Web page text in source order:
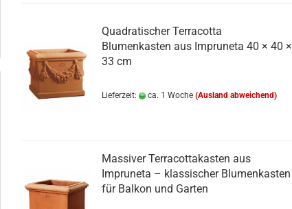
Quadratischer Terracotta
Blumenkasten aus Impruneta 40 × 40 ×
33 cm
Lieferzeit: ca. 1 Woche (Ausland abweichend)
Massiver Terracottakasten aus
Impruneta – klassischer Blumenkasten
für Balkon und Garten